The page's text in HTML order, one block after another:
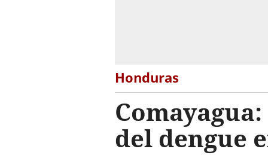
Honduras
del dengue